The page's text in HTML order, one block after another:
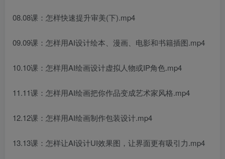
08.08课：怎样快速提升审美(下).mp4
09.09课：怎样用AI设计绘本、漫画、电影和书籍插图.mp4
10.10课：怎样用AI绘画设计虚拟人物或IP角色.mp4
11.11课：怎样用AI绘画把你作品变成艺术家风格.mp4
12.12课：怎样用AI绘画制作包装设计.mp4
13.13课：怎样让AI设计UI效果图，让界面更有吸引力.mp4